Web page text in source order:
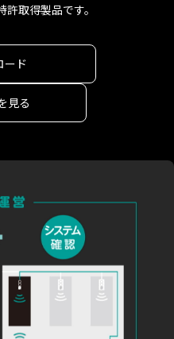
取得製品です。
ード
見る